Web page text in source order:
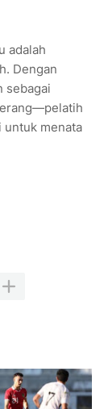
adalah
Dengan
sebagai
untuk menata